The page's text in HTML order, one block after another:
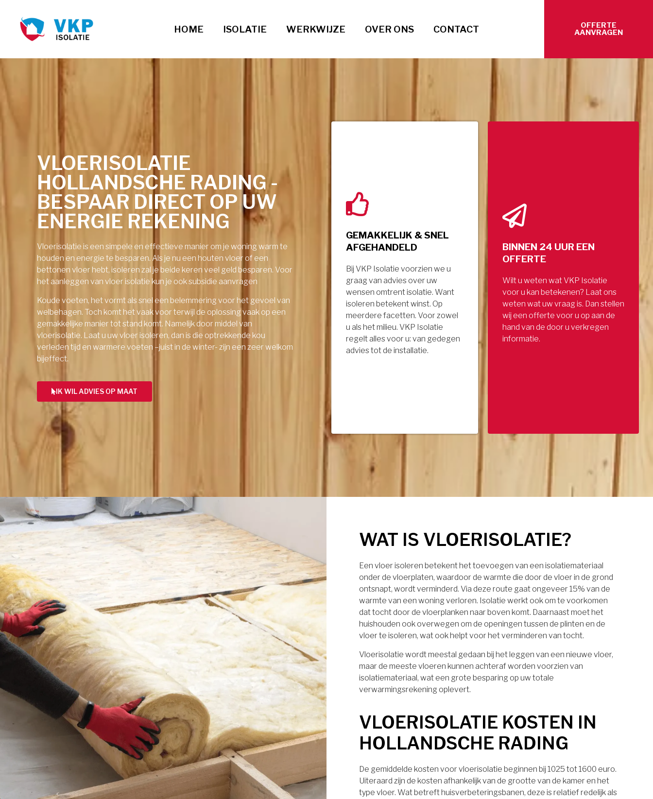
HOME ISOLATIE WERKWIJZE OVER ONS CONTACT
OFFERTE
AANVRAGEN
VLOERISOLATIE
HOLLANDSCHE RADING -
BESPAAR DIRECT OP UW
ENERGIE REKENING
Vloerisolatie is een simpele en effectieve manier om je woning warm te
houden en energie te besparen. Als je nu een houten vloer of een
bettonen vloer hebt, isoleren zal je beide keren veel geld besparen. Voor
het aanleggen van vloer isolatie kun je ook subsidie aanvragen
Koude voeten, het vormt als snel een belemmering voor het gevoel van
welbehagen. Toch komt het vaak voor terwijl de oplossing vaak op een
gemakkelijke manier tot stand komt. Namelijk door middel van
vloerisolatie. Laat u uw vloer isoleren, dan is die optrekkende kou
verleden tijd en warmere voeten –juist in de winter- zijn een zeer welkom
bijeffect.
IK WIL ADVIES OP MAAT
GEMAKKELIJK & SNEL
AFGEHANDELD
Bij VKP Isolatie voorzien we u
graag van advies over uw
wensen omtrent isolatie. Want
isoleren betekent winst. Op
meerdere facetten. Voor zowel
u als het milieu. VKP Isolatie
regelt alles voor u: van gedegen
advies tot de installatie.
BINNEN 24 UUR EEN
OFFERTE
Wilt u weten wat VKP Isolatie
voor u kan betekenen? Laat ons
weten wat uw vraag is. Dan stellen
wij een offerte voor u op aan de
hand van de door u verkregen
informatie.
WAT IS VLOERISOLATIE?
Een vloer isoleren betekent het toevoegen van een isolatiemateriaal
onder de vloerplaten, waardoor de warmte die door de vloer in de grond
ontsnapt, wordt verminderd. Via deze route gaat ongeveer 15% van de
warmte van een woning verloren. Isolatie werkt ook om te voorkomen
dat tocht door de vloerplanken naar boven komt. Daarnaast moet het
huishouden ook overwegen om de openingen tussen de plinten en de
vloer te isoleren, wat ook helpt voor het verminderen van tocht.
Vloerisolatie wordt meestal gedaan bij het leggen van een nieuwe vloer,
maar de meeste vloeren kunnen achteraf worden voorzien van
isolatiemateriaal, wat een grote besparing op uw totale
verwarmingsrekening oplevert.
VLOERISOLATIE KOSTEN IN
HOLLANDSCHE RADING
De gemiddelde kosten voor vloerisolatie beginnen bij 1025 tot 1600 euro.
Uiteraard zijn de kosten afhankelijk van de grootte van de kamer en het
type vloer. Wat betreft huisverbeteringsbanen, deze is relatief redelijk als